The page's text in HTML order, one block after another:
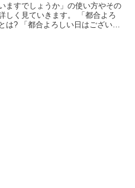
ますでしょうか」の使い方やその
しく見ていきます。 「都合よろ
は? 「都合よろしい日はございま